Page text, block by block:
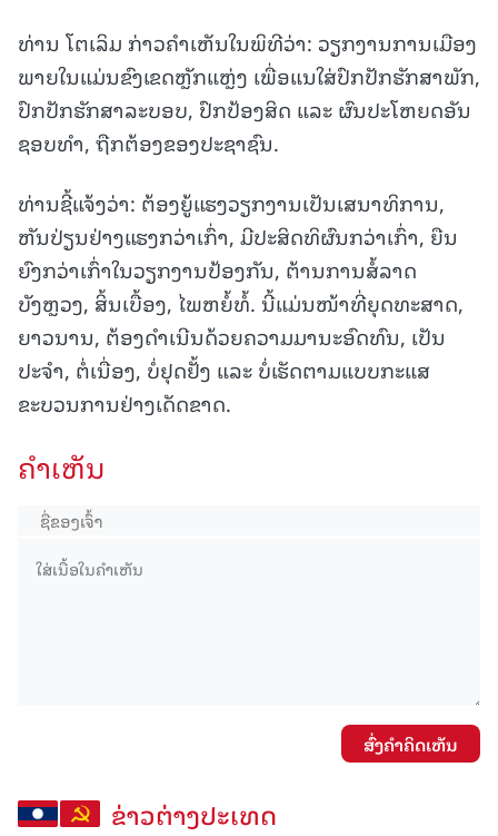
ທ່ານ ໂຕເລິມ ກ່າວຄຳເຫັນໃນພິທີວ່າ: ວຽກງານການເມືອງ
ພາຍໃນແມ່ນຂົງເຂດຫຼັກແຫຼ່ງ ເພື່ອແນໃສ່ປົກປັກຮັກສາພັກ,
ປົກປັກຮັກສາລະບອບ, ປົກປ້ອງສິດ ແລະ ຜົນປະໂຫຍດອັນ
ຊອບທຳ, ຖືກຕ້ອງຂອງປະຊາຊົນ.
ທ່ານຊີ້ແຈ້ງວ່າ: ຕ້ອງຍູ້ແຮງວຽກງານເປັນເສນາທິການ,
ຫັນປ່ຽນຢ່າງແຮງກວ່າເກົ່າ, ມີປະສິດທິຜົນກວ່າເກົ່າ, ຍືນ
ຍົງກວ່າເກົ່າໃນວຽກງານປ້ອງກັນ, ຕ້ານການສໍ້ລາດ
ບັງຫຼວງ, ສິ້ນເບື້ອງ, ໄພຫຍໍ້ທໍ້. ນີ້ແມ່ນໜ້າທີ່ຍຸດທະສາດ,
ຍາວນານ, ຕ້ອງດຳເນີນດ້ວຍຄວາມມານະອົດທົນ, ເປັນ
ປະຈຳ, ຕໍ່ເນື່ອງ, ບໍ່ຢຸດຢັ້ງ ແລະ ບໍ່ເຮັດຕາມແບບກະແສ
ຂະບວນການຢ່າງເດັດຂາດ.
ຄໍາເຫັນ
ສົ່ງຄໍາຄິດເຫັນ
ຂ່າວຕ່າງປະເທດ